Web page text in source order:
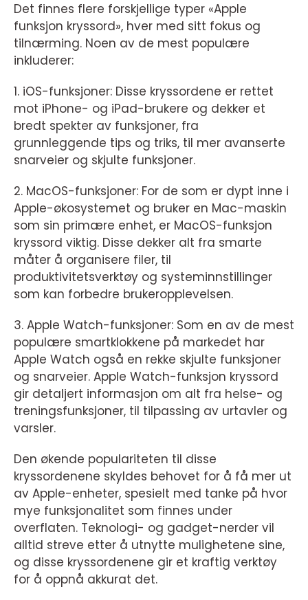
Det finnes flere forskjellige typer «Apple
funksjon kryssord», hver med sitt fokus og
tilnærming. Noen av de mest populære
inkluderer:
1. iOS-funksjoner: Disse kryssordene er rettet
mot iPhone- og iPad-brukere og dekker et
bredt spekter av funksjoner, fra
grunnleggende tips og triks, til mer avanserte
snarveier og skjulte funksjoner.
2. MacOS-funksjoner: For de som er dypt inne i
Apple-økosystemet og bruker en Mac-maskin
som sin primære enhet, er MacOS-funksjon
kryssord viktig. Disse dekker alt fra smarte
måter å organisere filer, til
produktivitetsverktøy og systeminnstillinger
som kan forbedre brukeropplevelsen.
3. Apple Watch-funksjoner: Som en av de mest
populære smartklokkene på markedet har
Apple Watch også en rekke skjulte funksjoner
og snarveier. Apple Watch-funksjon kryssord
gir detaljert informasjon om alt fra helse- og
treningsfunksjoner, til tilpassing av urtavler og
varsler.
Den økende populariteten til disse
kryssordenene skyldes behovet for å få mer ut
av Apple-enheter, spesielt med tanke på hvor
mye funksjonalitet som finnes under
overflaten. Teknologi- og gadget-nerder vil
alltid streve etter å utnytte mulighetene sine,
og disse kryssordenene gir et kraftig verktøy
for å oppnå akkurat det.